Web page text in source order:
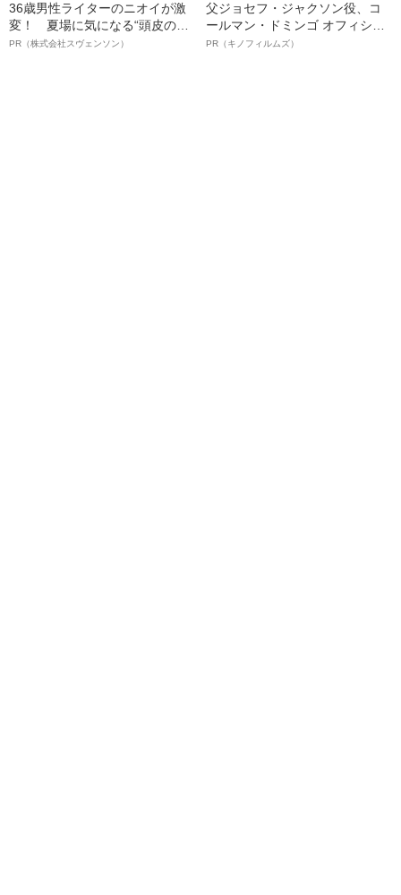
36歳男性ライターのニオイが激
変！ 夏場に気になる“頭皮のニ
オイ”や“ベタつき”を解消す
PR（株式会社スヴェンソン）
父ジョセフ・ジャクソン役、コ
ールマン・ドミンゴ オフィシャ
ルインタビュー“観客を魅了した
PR（キノフィルムズ）